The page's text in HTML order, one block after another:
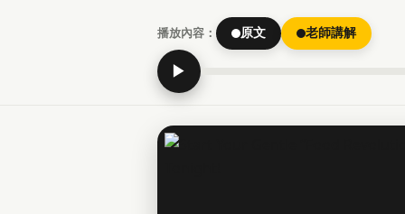
播放內容： 原文 老師講解
▶